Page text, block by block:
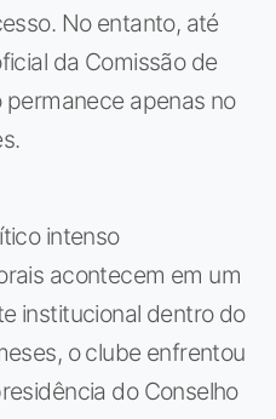
No entanto, até
da Comissão de
apenas no
intenso
acontecem em um
institucional dentro do
o clube enfrentou
do Conselho